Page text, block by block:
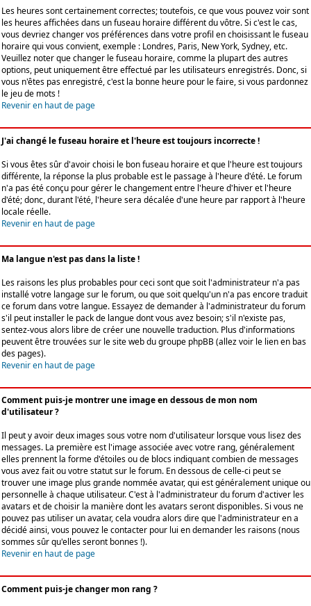
Les heures sont certainement correctes; toutefois, ce que vous pouvez voir sont
les heures affichées dans un fuseau horaire différent du vôtre. Si c'est le cas,
vous devriez changer vos préférences dans votre profil en choisissant le fuseau
horaire qui vous convient, exemple : Londres, Paris, New York, Sydney, etc.
Veuillez noter que changer le fuseau horaire, comme la plupart des autres
options, peut uniquement être effectué par les utilisateurs enregistrés. Donc, si
vous n'êtes pas enregistré, c'est la bonne heure pour le faire, si vous pardonnez
le jeu de mots !
Revenir en haut de page
J'ai changé le fuseau horaire et l'heure est toujours incorrecte !
Si vous êtes sûr d'avoir choisi le bon fuseau horaire et que l'heure est toujours
différente, la réponse la plus probable est le passage à l'heure d'été. Le forum
n'a pas été conçu pour gérer le changement entre l'heure d'hiver et l'heure
d'été; donc, durant l'été, l'heure sera décalée d'une heure par rapport à l'heure
locale réelle.
Revenir en haut de page
Ma langue n'est pas dans la liste !
Les raisons les plus probables pour ceci sont que soit l'administrateur n'a pas
installé votre langage sur le forum, ou que soit quelqu'un n'a pas encore traduit
ce forum dans votre langue. Essayez de demander à l'administrateur du forum
s'il peut installer le pack de langue dont vous avez besoin; s'il n'existe pas,
sentez-vous alors libre de créer une nouvelle traduction. Plus d'informations
peuvent être trouvées sur le site web du groupe phpBB (allez voir le lien en bas
des pages).
Revenir en haut de page
Comment puis-je montrer une image en dessous de mon nom
d'utilisateur ?
Il peut y avoir deux images sous votre nom d'utilisateur lorsque vous lisez des
messages. La première est l'image associée avec votre rang, généralement
elles prennent la forme d'étoiles ou de blocs indiquant combien de messages
vous avez fait ou votre statut sur le forum. En dessous de celle-ci peut se
trouver une image plus grande nommée avatar, qui est généralement unique ou
personnelle à chaque utilisateur. C'est à l'administrateur du forum d'activer les
avatars et de choisir la manière dont les avatars seront disponibles. Si vous ne
pouvez pas utiliser un avatar, cela voudra alors dire que l'administrateur en a
décidé ainsi, vous pouvez le contacter pour lui en demander les raisons (nous
sommes sûr qu'elles seront bonnes !).
Revenir en haut de page
Comment puis-je changer mon rang ?